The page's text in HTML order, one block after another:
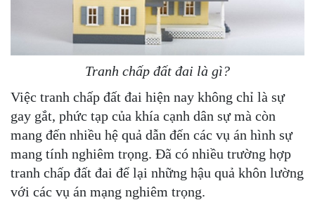
Tranh chấp đất đai là gì?
Việc tranh chấp đất đai hiện nay không chỉ là sự
gay gắt, phức tạp của khía cạnh dân sự mà còn
mang đến nhiều hệ quả dẫn đến các vụ án hình sự
mang tính nghiêm trọng. Đã có nhiều trường hợp
tranh chấp đất đai để lại những hậu quả khôn lường
với các vụ án mạng nghiêm trọng.